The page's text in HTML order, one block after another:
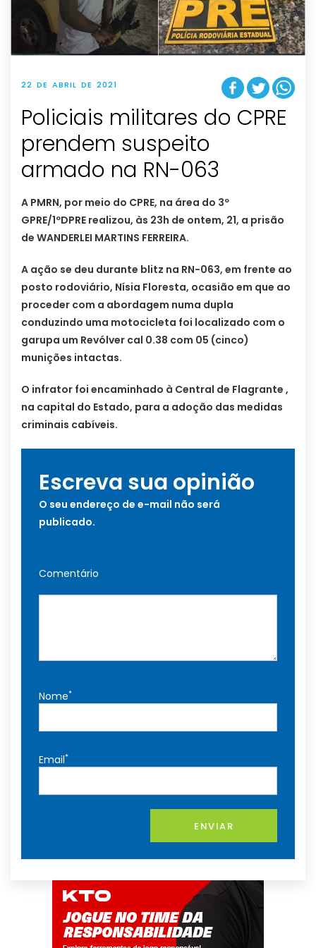
22 DE ABRIL DE 2021
Policiais militares do CPRE
prendem suspeito
armado na RN-063
A PMRN, por meio do CPRE, na área do 3º
GPRE/1ºDPRE realizou, às 23h de ontem, 21, a prisão
de WANDERLEI MARTINS FERREIRA.
A ação se deu durante blitz na RN-063, em frente ao
posto rodoviário, Nísia Floresta, ocasião em que ao
proceder com a abordagem numa dupla
conduzindo uma motocicleta foi localizado com o
garupa um Revólver cal 0.38 com 05 (cinco)
munições intactas.
O infrator foi encaminhado à Central de Flagrante ,
na capital do Estado, para a adoção das medidas
criminais cabíveis.
Escreva sua opinião
O seu endereço de e-mail não será
publicado.
Comentário
Nome*
Email*
ENVIAR